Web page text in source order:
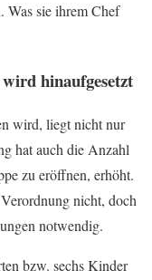
Was sie ihrem Chef
hinaufgesetzt
wird, liegt nicht nur
hat auch die Anzahl
zu eröffnen, erhöht.
nicht, doch
notwendig.
bzw. sechs Kinder